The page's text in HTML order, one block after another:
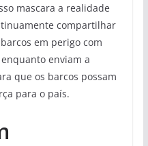
mascara a realidade
compartilhar
em perigo com
enviam a
que os barcos possam
para o país.